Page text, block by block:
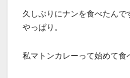
久しぶりにナンを食べたんで
やっぱり。
私マトンカレーって始めて食